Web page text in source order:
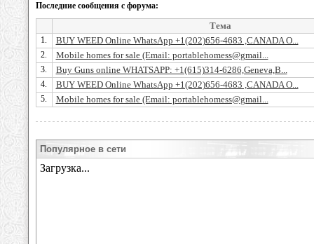
Последние сообщения с форума:
Тема
1. BUY WEED Online WhatsApp +1(202)656-4683 ,CANADA O...
2. Mobile homes for sale (Email: portablehomess@gmail...
3. Buy Guns online WHATSAPP: +1(615)314-6286,Geneva,B...
4. BUY WEED Online WhatsApp +1(202)656-4683 ,CANADA O...
5. Mobile homes for sale (Email: portablehomess@gmail...
Популярное в сети